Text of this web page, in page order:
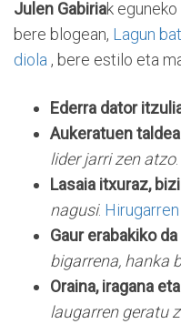
Julen Gabiriak
bere blogean, Lagun
diola , bere estilo eta
Ederra dator
Aukeratuen
lider jarri zen atzo.
Lasaia itxuraz,
nagusi.
Gaur erabakiko
bigarrena, hanka
Oraina, iragana
laugarren geratu